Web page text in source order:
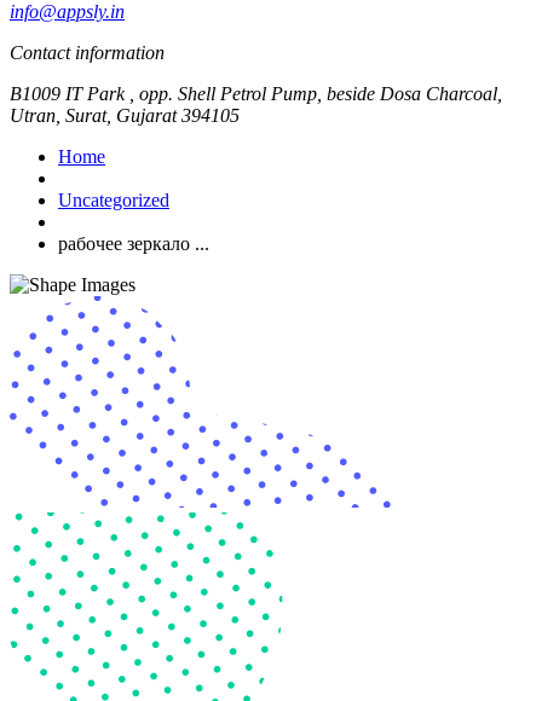
info@appsly.in
Contact information
B1009 IT Park , opp. Shell Petrol Pump, beside Dosa Charcoal,
Utran, Surat, Gujarat 394105
Home
Uncategorized
рабочее зеркало ...